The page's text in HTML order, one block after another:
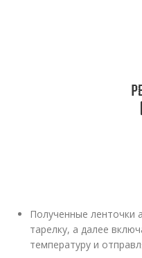
Полученные ленточки
тарелку, а далее
температуру и